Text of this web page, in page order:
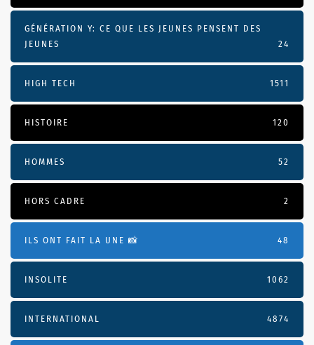
GÉNÉRATION Y: CE QUE LES JEUNES PENSENT DES
JEUNES
24
HIGH TECH 1511
HISTOIRE 120
HOMMES 52
HORS CADRE 2
ILS ONT FAIT LA UNE 📸 48
INSOLITE 1062
INTERNATIONAL 4874